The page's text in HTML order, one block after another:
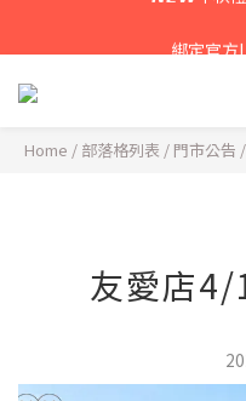
𝙉𝙀𝙒新朋友來
𝙉𝙀𝙒中秋禮
Home / 部落格列表 / 門市公告 /
友愛店